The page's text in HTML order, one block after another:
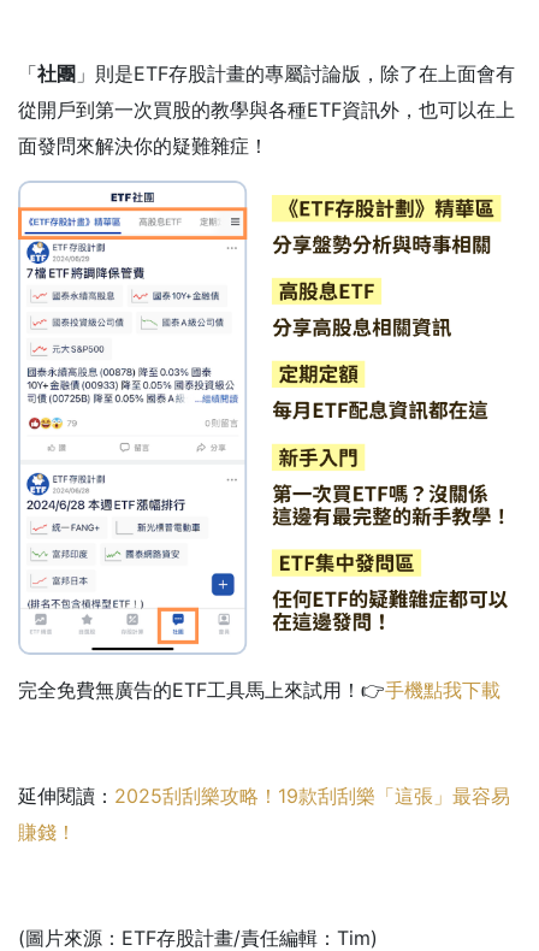
「社團 」則是ETF存股計畫的專屬討論版，除了在上面會有
從開戶到第一次買股的教學與各種ETF資訊外，也可以在上
面發問來解決你的疑難雜症！
完全免費無廣告的ETF工具馬上來試用！👉手機點我下載
延伸閱讀： 2025刮刮樂攻略！19款刮刮樂「這張」最容易
賺錢！
(圖片來源：ETF存股計畫/責任編輯：Tim)